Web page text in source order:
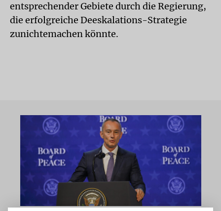
entsprechender Gebiete durch die Regierung,
die erfolgreiche Deeskalations-Strategie
zunichtemachen könnte.